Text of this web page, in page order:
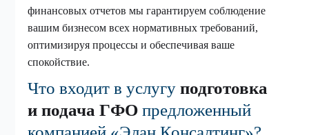
финансовых отчетов мы гарантируем соблюдение
вашим бизнесом всех нормативных требований,
оптимизируя процессы и обеспечивая ваше
спокойствие.
Что входит в услугуподготовка
и подача ГФОпредложенный